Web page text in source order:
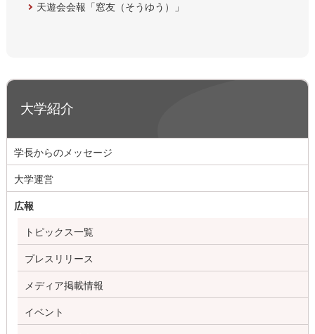
天遊会会報「窓友（そうゆう）」
大学紹介
学長からのメッセージ
大学運営
広報
トピックス一覧
プレスリリース
メディア掲載情報
イベント